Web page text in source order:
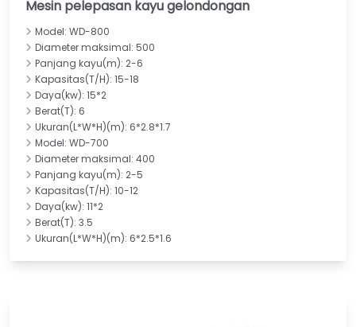
Mesin pelepasan kayu gelondongan
Model: WD-800
Diameter maksimal: 500
Panjang kayu(m): 2-6
Kapasitas(T/H): 15-18
Daya(kw): 15*2
Berat(T): 6
Ukuran(L*W*H)(m): 6*2.8*1.7
Model: WD-700
Diameter maksimal: 400
Panjang kayu(m): 2-5
Kapasitas(T/H): 10-12
Daya(kw): 11*2
Berat(T): 3.5
Ukuran(L*W*H)(m): 6*2.5*1.6